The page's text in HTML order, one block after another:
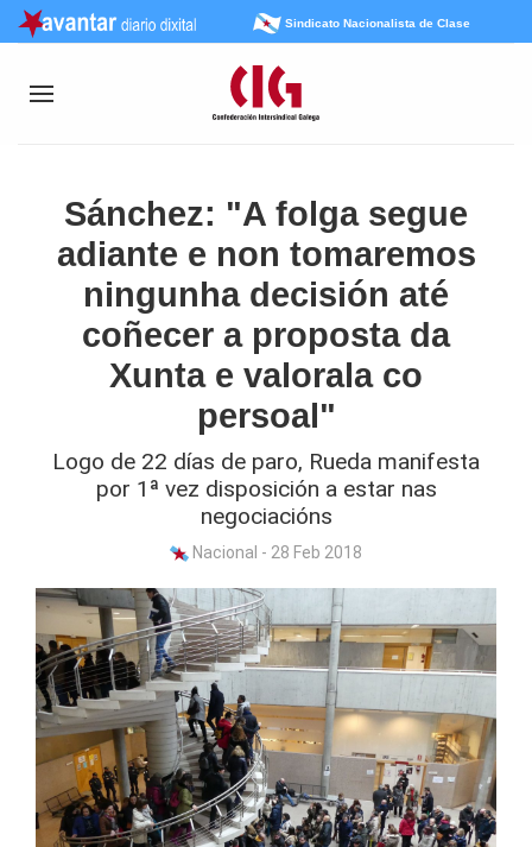
Sindicato Nacionalista de Clase
Sánchez: "A folga segue
adiante e non tomaremos
ningunha decisión até
coñecer a proposta da
Xunta e valorala co
persoal"
Logo de 22 días de paro, Rueda manifesta
por 1ª vez disposición a estar nas
negociacións
Nacional - 28 Feb 2018